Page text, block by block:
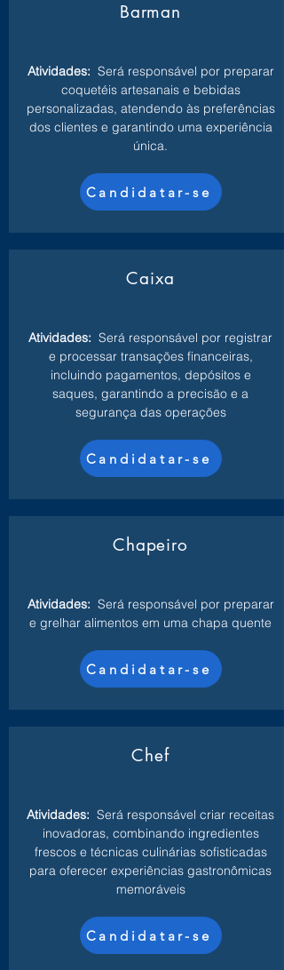
Barman
Atividades: Será responsável por preparar
coquetéis artesanais e bebidas
personalizadas, atendendo às preferências
dos clientes e garantindo uma experiência
única.
Candidatar-se
Caixa
Atividades: Será responsável por registrar
e processar transações financeiras,
incluindo pagamentos, depósitos e
saques, garantindo a precisão e a
segurança das operações
Candidatar-se
Chapeiro
Atividades: Será responsável por preparar
e grelhar alimentos em uma chapa quente
Candidatar-se
Chef
Atividades: Será responsável criar receitas
inovadoras, combinando ingredientes
frescos e técnicas culinárias sofisticadas
para oferecer experiências gastronômicas
memoráveis
Candidatar-se